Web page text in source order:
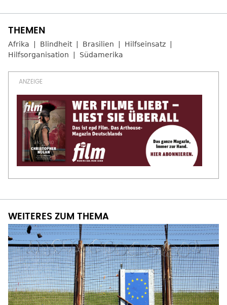
Afrika Blindheit Brasilien
Hilfseinsatz
Hilfsorganisation
Südamerika